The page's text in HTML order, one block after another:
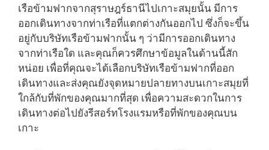
เรือข้ามฟากจากสุราษฎร์ธานีไปเกาะสมุยนั้น มีการ
ออกเดินทางจากท่าเรือที่แตกต่างกันออกไป ซึ่งก็จะขึ้น
อยู่กับบริษัทเรือข้ามฟากนั้น ๆ ว่ามีการออกเดินทาง
จากท่าเรือใด และคุณก็ควรศึกษาข้อมูลในด้านนี้สัก
หน่อย เพื่อที่คุณจะได้เลือกบริษัทเรือข้ามฟากที่ออก
เดินทางและส่งคุณยังจุดหมายปลายทางบนเกาะสมุยที่
ใกล้กับที่พักของคุณมากที่สุด เพื่อความสะดวกในการ
เดินทางต่อไปยังรีสอร์ทโรงแรมหรือที่พักของคุณบน
เกาะ